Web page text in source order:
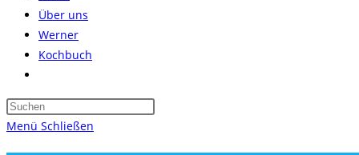
Über uns
Werner
Kochbuch
umschalten
Press
Menü Schließen